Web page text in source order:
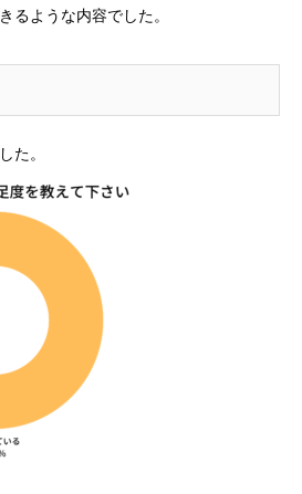
るような内容でした。
た。